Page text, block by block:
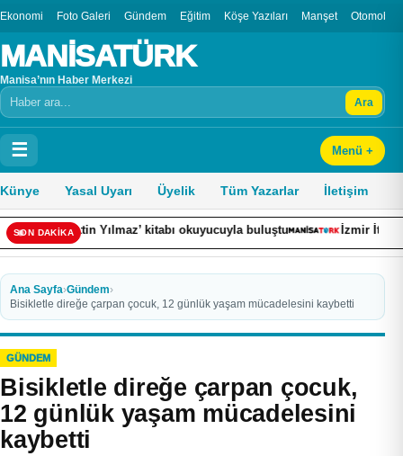
Ekonomi Foto Galeri Gündem Eğitim Köşe Yazıları Manşet Otomobil
MANİSATÜRK
Manisa’nın Haber Merkezi
Arama Ara
☰ Menü +
Künye Yasal Uyarı Üyelik Tüm Yazarlar İletişim
SON DAKİKA
Yılmaz’ kitabı okuyucuyla buluştu İzmir İtfaiyesi’ne 13,5
Ana Sayfa›Gündem›
Bisikletle direğe çarpan çocuk, 12 günlük yaşam mücadelesini kaybetti
GÜNDEM
Bisikletle direğe çarpan çocuk,
12 günlük yaşam mücadelesini
kaybetti